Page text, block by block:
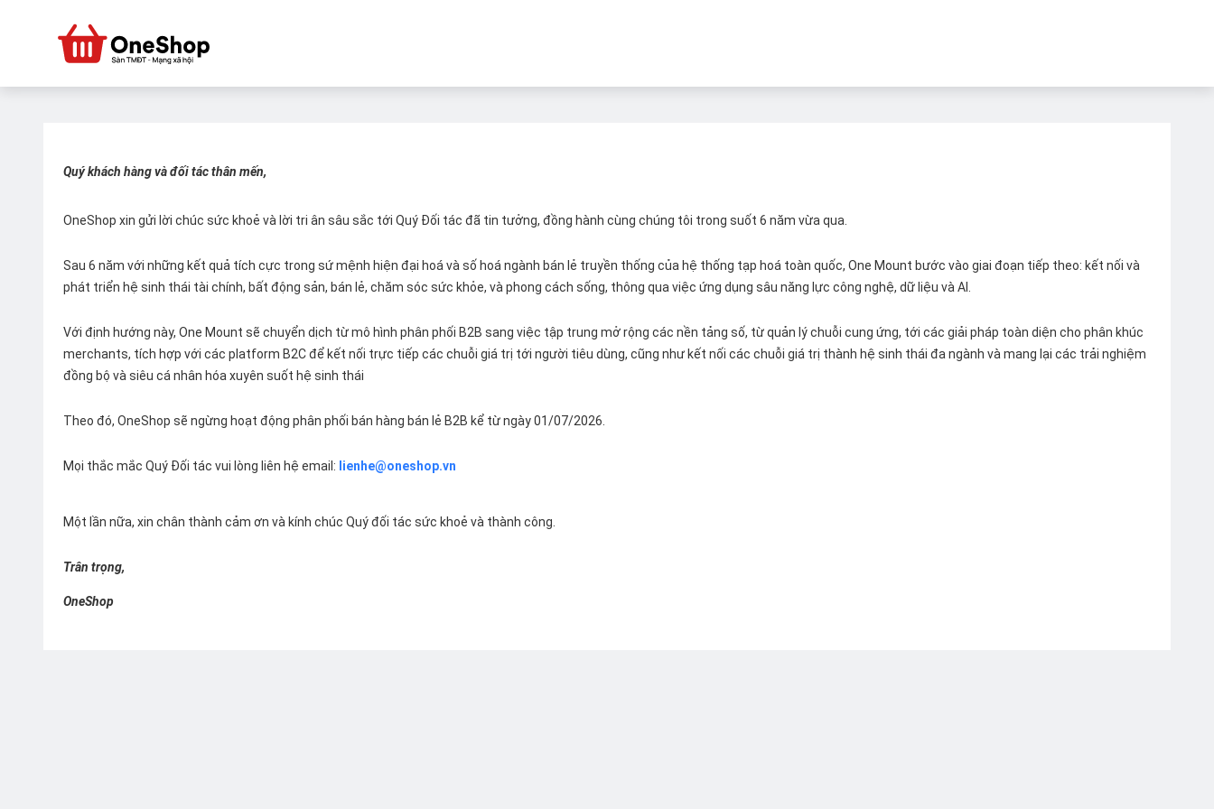
Quý khách hàng và đối tác thân mến,
OneShop xin gửi lời chúc sức khoẻ và lời tri ân sâu sắc tới Quý Đối tác đã tin tưởng, đồng hành cùng chúng tôi trong suốt 6 năm vừa qua.
Sau 6 năm với những kết quả tích cực trong sứ mệnh hiện đại hoá và số hoá ngành bán lẻ truyền thống của hệ thống tạp hoá toàn quốc, One Mount bước vào giai đoạn tiếp theo: kết nối và
phát triển hệ sinh thái tài chính, bất động sản, bán lẻ, chăm sóc sức khỏe, và phong cách sống, thông qua việc ứng dụng sâu năng lực công nghệ, dữ liệu và AI.
Với định hướng này, One Mount sẽ chuyển dịch từ mô hình phân phối B2B sang việc tập trung mở rộng các nền tảng số, từ quản lý chuỗi cung ứng, tới các giải pháp toàn diện cho phân khúc
merchants, tích hợp với các platform B2C để kết nối trực tiếp các chuỗi giá trị tới người tiêu dùng, cũng như kết nối các chuỗi giá trị thành hệ sinh thái đa ngành và mang lại các trải nghiệm
đồng bộ và siêu cá nhân hóa xuyên suốt hệ sinh thái
Theo đó, OneShop sẽ ngừng hoạt động phân phối bán hàng bán lẻ B2B kể từ ngày 01/07/2026.
Mọi thắc mắc Quý Đối tác vui lòng liên hệ email: lienhe@oneshop.vn
Một lần nữa, xin chân thành cảm ơn và kính chúc Quý đối tác sức khoẻ và thành công.
Trân trọng,
OneShop